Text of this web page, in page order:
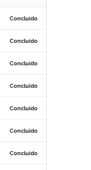
Concluído
Concluído
Concluído
Concluído
Concluído
Concluído
Concluído